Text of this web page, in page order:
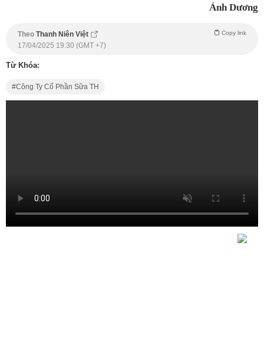
Ánh Dương
Theo Thanh Niên Việt Copy link
17/04/2025 19:30 (GMT +7)
Từ Khóa:
Công Ty Cổ Phần Sữa TH